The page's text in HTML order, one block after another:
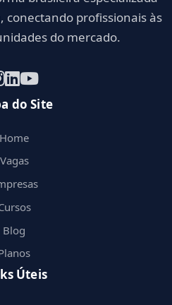
conectando profissionais às
do mercado.
do Site
Home
Vagas
Blog
Úteis